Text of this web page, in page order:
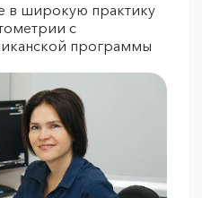
в широкую практику
с
программы